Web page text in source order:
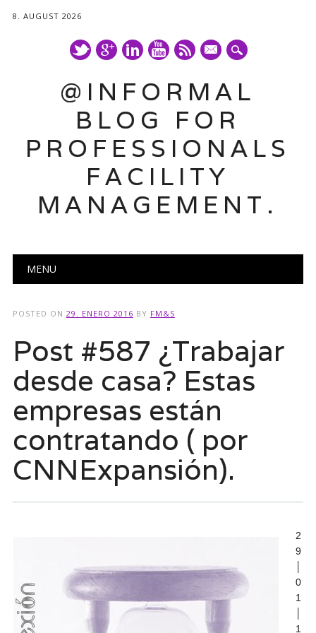
8. AUGUST 2026
mail
@INFORMAL
BLOG FOR
PROFESSIONALS
FACILITY
MANAGEMENT.
Main menu
MENU
POSTED ON 29. ENERO 2016 BY FM&S
Post #587 ¿Trabajar
desde casa? Estas
empresas están
contratando ( por
CNNExpansión).
2
9
0
1
1